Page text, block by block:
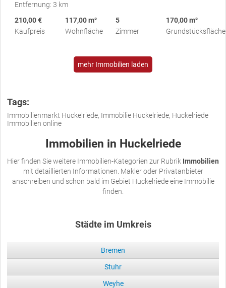
Entfernung: 3 km
210,00 €
Kaufpreis
117,00 m²
Wohnfläche
5
Zimmer
170,00 m²
Grundstücksfläche
mehr Immobilien laden
Tags:
Immobilienmarkt Huckelriede, Immobilie Huckelriede, Huckelriede
Immobilien online
Immobilien in Huckelriede
Hier finden Sie weitere Immobilien-Kategorien zur Rubrik Immobilien
mit detaillierten Informationen. Makler oder Privatanbieter
anschreiben und schon bald im Gebiet Huckelriede eine Immobilie
finden.
Städte im Umkreis
Bremen
Stuhr
Weyhe